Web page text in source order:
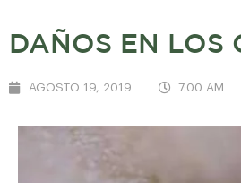
DAÑOS EN LOS
AGOSTO 19, 2019 7:00 AM